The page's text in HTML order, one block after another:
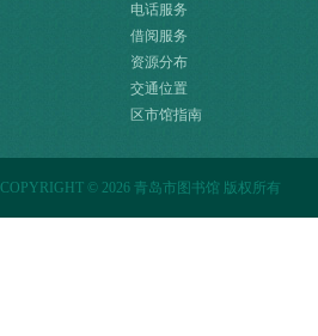
电话服务
借阅服务
资源分布
交通位置
区市馆指南
COPYRIGHT © 2026 青岛市图书馆 版权所有